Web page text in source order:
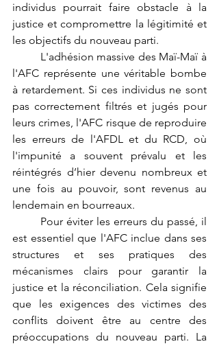
individus pourrait faire obstacle à la
justice et compromettre la légitimité et
les objectifs du nouveau parti.
l'AFC représente une véritable bombe
à retardement. Si ces individus ne sont
pas correctement filtrés et jugés pour
leurs crimes, l'AFC risque de reproduire
les erreurs de l'AFDL et du RCD, où
l'impunité a souvent prévalu et les
réintégrés d’hier devenu nombreux et
une fois au pouvoir, sont revenus au
lendemain en bourreaux.
est essentiel que l'AFC inclue dans ses
structures et ses pratiques des
mécanismes clairs pour garantir la
justice et la réconciliation. Cela signifie
que les exigences des victimes des
conflits doivent être au centre des
préoccupations du nouveau parti. La